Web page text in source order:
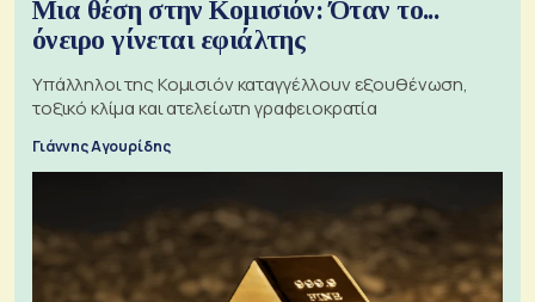
Μια θέση στην Κομισιόν: Όταν το...
όνειρο γίνεται εφιάλτης
Υπάλληλοι της Κομισιόν καταγγέλλουν εξουθένωση,
τοξικό κλίμα και ατελείωτη γραφειοκρατία
Γιάννης Αγουρίδης